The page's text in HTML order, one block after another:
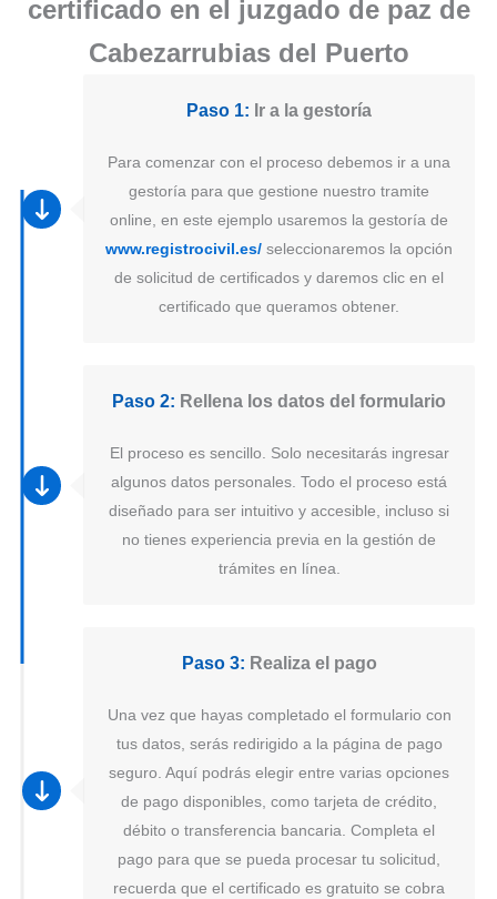
certificado en el juzgado de paz de
Cabezarrubias del Puerto
Paso 1: Ir a la gestoría
Para comenzar con el proceso debemos ir a una
gestoría para que gestione nuestro tramite
online, en este ejemplo usaremos la gestoría de
www.registrocivil.es/ seleccionaremos la opción
de solicitud de certificados y daremos clic en el
certificado que queramos obtener.
Paso 2: Rellena los datos del formulario
El proceso es sencillo. Solo necesitarás ingresar
algunos datos personales. Todo el proceso está
diseñado para ser intuitivo y accesible, incluso si
no tienes experiencia previa en la gestión de
trámites en línea.
Paso 3: Realiza el pago
Una vez que hayas completado el formulario con
tus datos, serás redirigido a la página de pago
seguro. Aquí podrás elegir entre varias opciones
de pago disponibles, como tarjeta de crédito,
débito o transferencia bancaria. Completa el
pago para que se pueda procesar tu solicitud,
recuerda que el certificado es gratuito se cobra